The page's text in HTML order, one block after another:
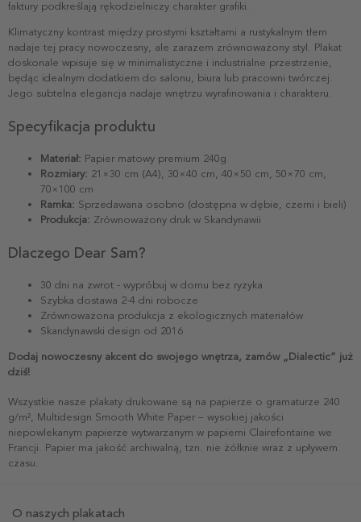
faktury podkreślają rękodzielniczy charakter grafiki.
Klimatyczny kontrast między prostymi kształtami a rustykalnym tłem
nadaje tej pracy nowoczesny, ale zarazem zrównoważony styl. Plakat
doskonale wpisuje się w minimalistyczne i industrialne przestrzenie,
będąc idealnym dodatkiem do salonu, biura lub pracowni twórczej.
Jego subtelna elegancja nadaje wnętrzu wyrafinowania i charakteru.
Specyfikacja produktu
Materiał: Papier matowy premium 240g
Rozmiary: 21×30 cm (A4), 30×40 cm, 40×50 cm, 50×70 cm,
70×100 cm
Ramka: Sprzedawana osobno (dostępna w dębie, czerni i bieli)
Produkcja: Zrównoważony druk w Skandynawii
Dlaczego Dear Sam?
30 dni na zwrot - wypróbuj w domu bez ryzyka
Szybka dostawa 2-4 dni robocze
Zrównoważona produkcja z ekologicznych materiałów
Skandynawski design od 2016
Dodaj nowoczesny akcent do swojego wnętrza, zamów „Dialectic” już
dziś!
Wszystkie nasze plakaty drukowane są na papierze o gramaturze 240
g/m², Multidesign Smooth White Paper – wysokiej jakości
niepowlekanym papierze wytwarzanym w papierni Clairefontaine we
Francji. Papier ma jakość archiwalną, tzn. nie żółknie wraz z upływem
czasu.
O naszych plakatach